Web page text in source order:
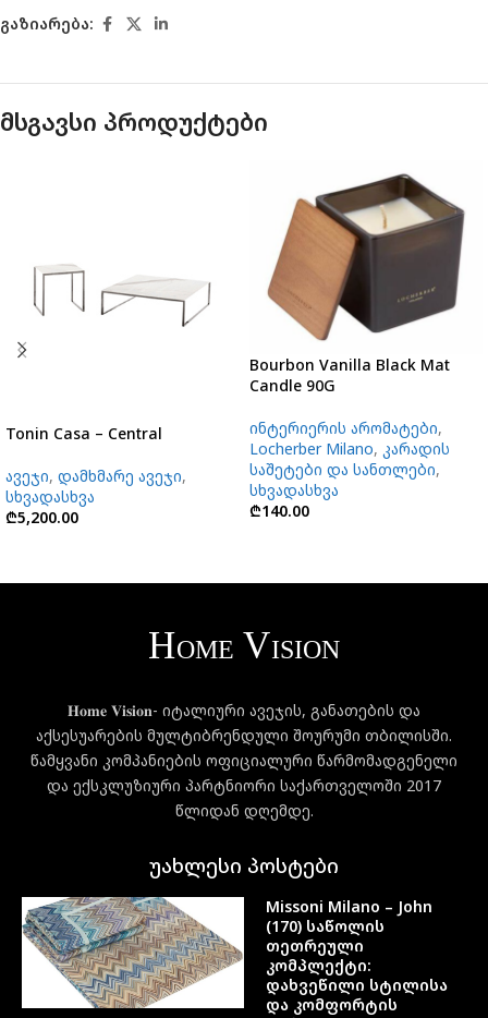
გაზიარება:
მსგავსი პროდუქტები
Tonin Casa – Central
ავეჯი, დამხმარე ავეჯი,
სხვადასხვა
₾5,200.00
Bourbon Vanilla Black Mat
Candle 90G
ინტერიერის არომატები,
Locherber Milano, კარადის
საშეტები და სანთლები,
სხვადასხვა
₾140.00
𝐇𝐨𝐦𝐞 𝐕𝐢𝐬𝐢𝐨𝐧- იტალიური ავეჯის, განათების და
აქსესუარების მულტიბრენდული შოურუმი თბილისში.
წამყვანი კომპანიების ოფიციალური წარმომადგენელი
და ექსკლუზიური პარტნიორი საქართველოში 2017
წლიდან დღემდე.
უახლესი პოსტები
Missoni Milano – John
(170) საწოლის
თეთრეული
კომპლექტი:
დახვეწილი სტილისა
და კომფორტის